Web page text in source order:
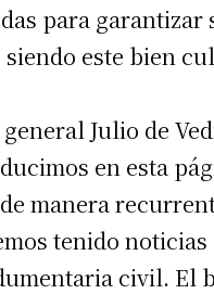
para garantizar
este bien
Julio de
en esta
manera
tenido
civil. El